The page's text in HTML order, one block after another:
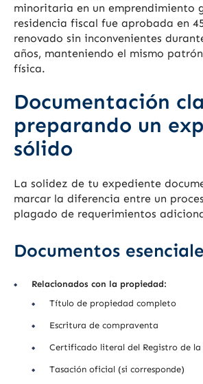
minoritaria en un emprendimiento
residencia fiscal fue aprobada en
renovado sin inconvenientes
años, manteniendo el mismo
física.
Documentación
preparando un
sólido
La solidez de tu expediente
marcar la diferencia entre un
plagado de requerimientos
Documentos
Relacionados con la propiedad:
Título de propiedad completo
Escritura de compraventa
Certificado literal del Registro de la
Tasación oficial (si corresponde)